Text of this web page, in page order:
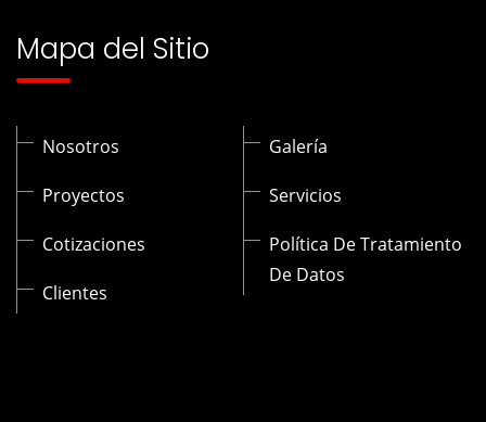
Mapa del Sitio
Nosotros
Proyectos
Cotizaciones
Clientes
Galería
Servicios
Política De Tratamiento
De Datos